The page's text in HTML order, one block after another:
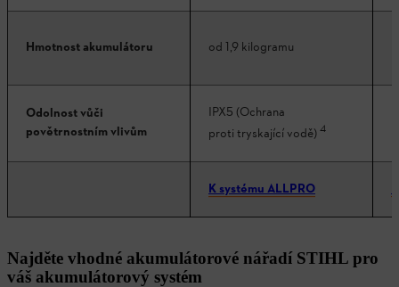
Hmotnost akumulátoru od 1,9 kilogramu
Odolnost vůči
povětrnostním vlivům
IPX5 (Ochrana
proti tryskající vodě)4
K systému ALLPRO
Najděte vhodné akumulátorové nářadí STIHL pro
váš akumulátorový systém